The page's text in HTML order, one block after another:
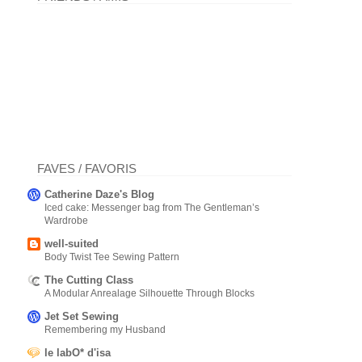
FAVES / FAVORIS
Catherine Daze's Blog
Iced cake: Messenger bag from The Gentleman’s
Wardrobe
well-suited
Body Twist Tee Sewing Pattern
The Cutting Class
A Modular Anrealage Silhouette Through Blocks
Jet Set Sewing
Remembering my Husband
le labO* d'isa